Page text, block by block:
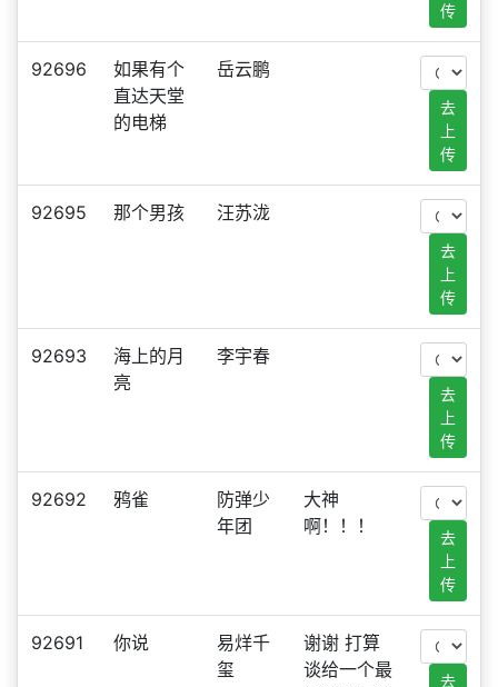
传
92696
如果有个
直达天堂
的电梯
岳云鹏
去
上
传
92695 那个男孩 汪苏泷
去
上
传
92693
海上的月
亮
李宇春
去
上
传
92692 鸦雀
防弹少
年团
大神
啊！！！
去
上
传
92691 你说
易烊千
玺
谢谢 打算
谈给一个最
去